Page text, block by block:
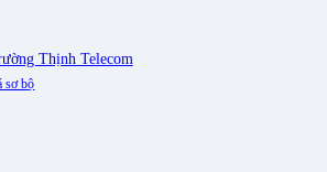
Thịnh Telecom
sơ bộ